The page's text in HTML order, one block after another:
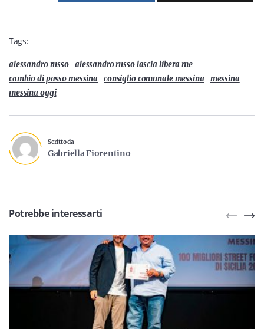
Tags:
alessandro russo alessandro russo lascia libera me
cambio di passo messina consiglio comunale messina
messina
messina oggi
Scritto da
Gabriella Fiorentino
Potrebbe interessarti